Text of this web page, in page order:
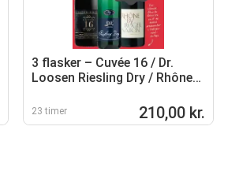
3 flasker – Cuvée 16 / Dr.
Loosen Riesling Dry / Rhône
23 timer 210,00 kr.